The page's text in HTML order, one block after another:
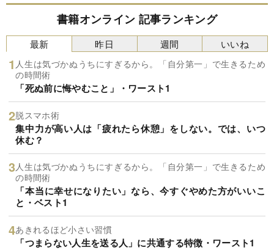
書籍オンライン 記事ランキング
最新
人生は気づかぬうちにすぎるから。「自分第一」で生きるため
の時間術
「死ぬ前に悔やむこと」・ワースト1
脱スマホ術
集中力が高い人は「疲れたら休憩」をしない。では、いつ
休む？
人生は気づかぬうちにすぎるから。「自分第一」で生きるため
の時間術
「本当に幸せになりたい」なら、今すぐやめた方がいいこ
と・ベスト1
あきれるほど小さい習慣
「つまらない人生を送る人」に共通する特徴・ワースト1
昨日 週間 いいね